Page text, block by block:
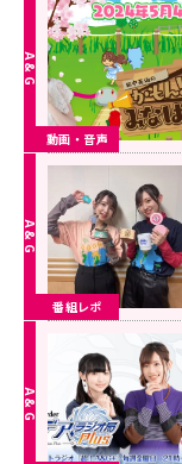
動画・音声
番組レポ